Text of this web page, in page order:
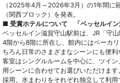
（2025年4月～2026年3月）の1年間に
（関西ブロック）を発表。
■ 受賞ホテルについて 「ベッセルイン
ベッセルイン滋賀守山駅前は、JR「守
4階から8階に所在し、館内にはベーカ
ちろん日常のさまざまなシーンにも便利
客室はシングルルームを中心に、ツイ
用シーンに合わせてお選びいただけま
採用。水まわりをそれぞれ独立して利